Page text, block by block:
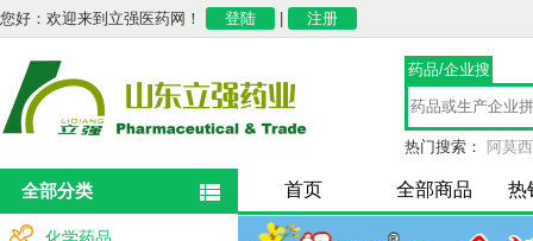
您好：欢迎来到立强医药网！ 登陆 注册
药品/企业搜
索
热门搜索： 阿莫
全部分类 首页 全部商品 热
全部分类